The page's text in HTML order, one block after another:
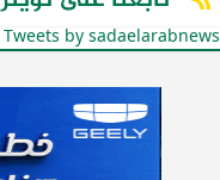
Tweets by sadaelarabnews